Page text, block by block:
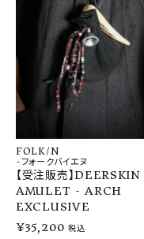
INFORMATION
ご利用ガイド
プライバシーポリシー
特定商取引法について
OFFICIAL WEB SITE
ACCOUNT MENU
ようこそ ゲスト 様
FOLK/N
-フォークバイエヌ
【受注販売】DEERSKIN
AMULET - ARCH
EXCLUSIVE
¥35,200 税込